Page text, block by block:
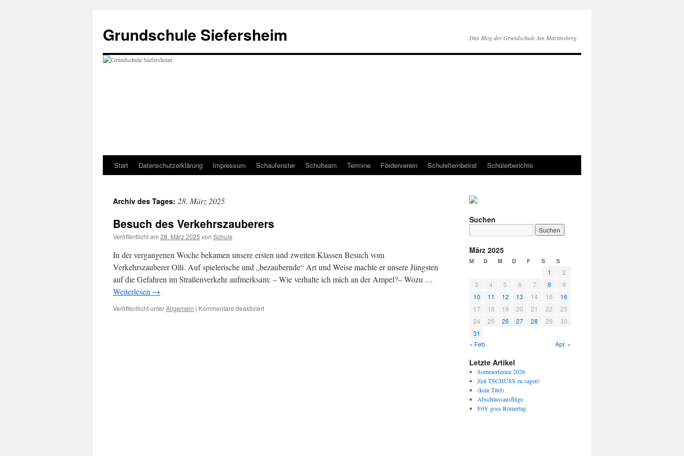
springen
Grundschule Siefersheim Das Blog der Grundschule Am Martinsberg
Start Datenschutzerklärung Impressum Schaufenster Schulteam Termine Förderverein Schulelternbeirat Schülerberichte
Archiv des Tages: 28. März 2025
Besuch des Verkehrszauberers
Veröffentlicht am 28. März 2025 von Schule
In der vergangenen Woche bekamen unsere ersten und zweiten Klassen Besuch vom
Verkehrszauberer Olli. Auf spielerische und „bezaubernde“ Art und Weise machte er unsere Jüngsten
auf die Gefahren im Straßenverkehr aufmerksam: – Wie verhalte ich mich an der Ampel?– Wozu …
Weiterlesen →
Veröffentlicht unterAllgemein | Kommentare deaktiviertfür
Suchen
März 2025
M D M D F S S
1
2
3
4 5 6 7 8
9
10
11 12 13 14 15
16
17
18 19 20 21 22
23
24
25 26 27 28 29
30
31
« Feb.
Apr. »
Letzte Artikel
Sommerferien 2026
Zeit TSCHÜSS zu sagen!
(kein Titel)
Abschlussausflüge
FöV goes Römertag